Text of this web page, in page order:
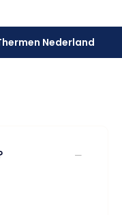
Nederland